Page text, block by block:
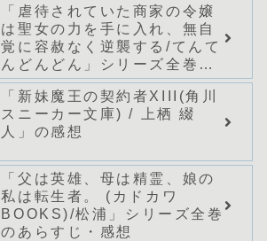
「虐待されていた商家の令嬢
は聖女の力を手に入れ、無自
覚に容赦なく逆襲する/てんて
んどんどん」シリーズ全巻の
あらすじ・感想
「新妹魔王の契約者XIII(角川
スニーカー文庫) / 上栖 綴
人」の感想
「父は英雄、母は精霊、娘の
私は転生者。 (カドカワ
BOOKS)/松浦」シリーズ全巻
のあらすじ・感想